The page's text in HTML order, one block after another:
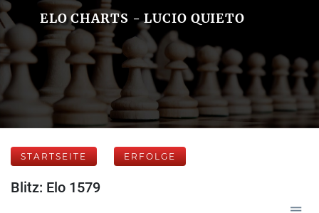
ELO CHARTS - LUCIO QUIETO
STARTSEITE ERFOLGE
Blitz: Elo 1579